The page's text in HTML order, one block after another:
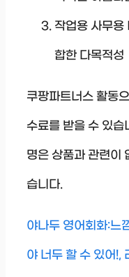
작업용 사무용
합한 다목적성
쿠팡파트너스 활동
수료를 받을 수 있습
명은 상품과 관련이
습니다.
야나두 영어회화:느
야 너두 할 수 있어!,